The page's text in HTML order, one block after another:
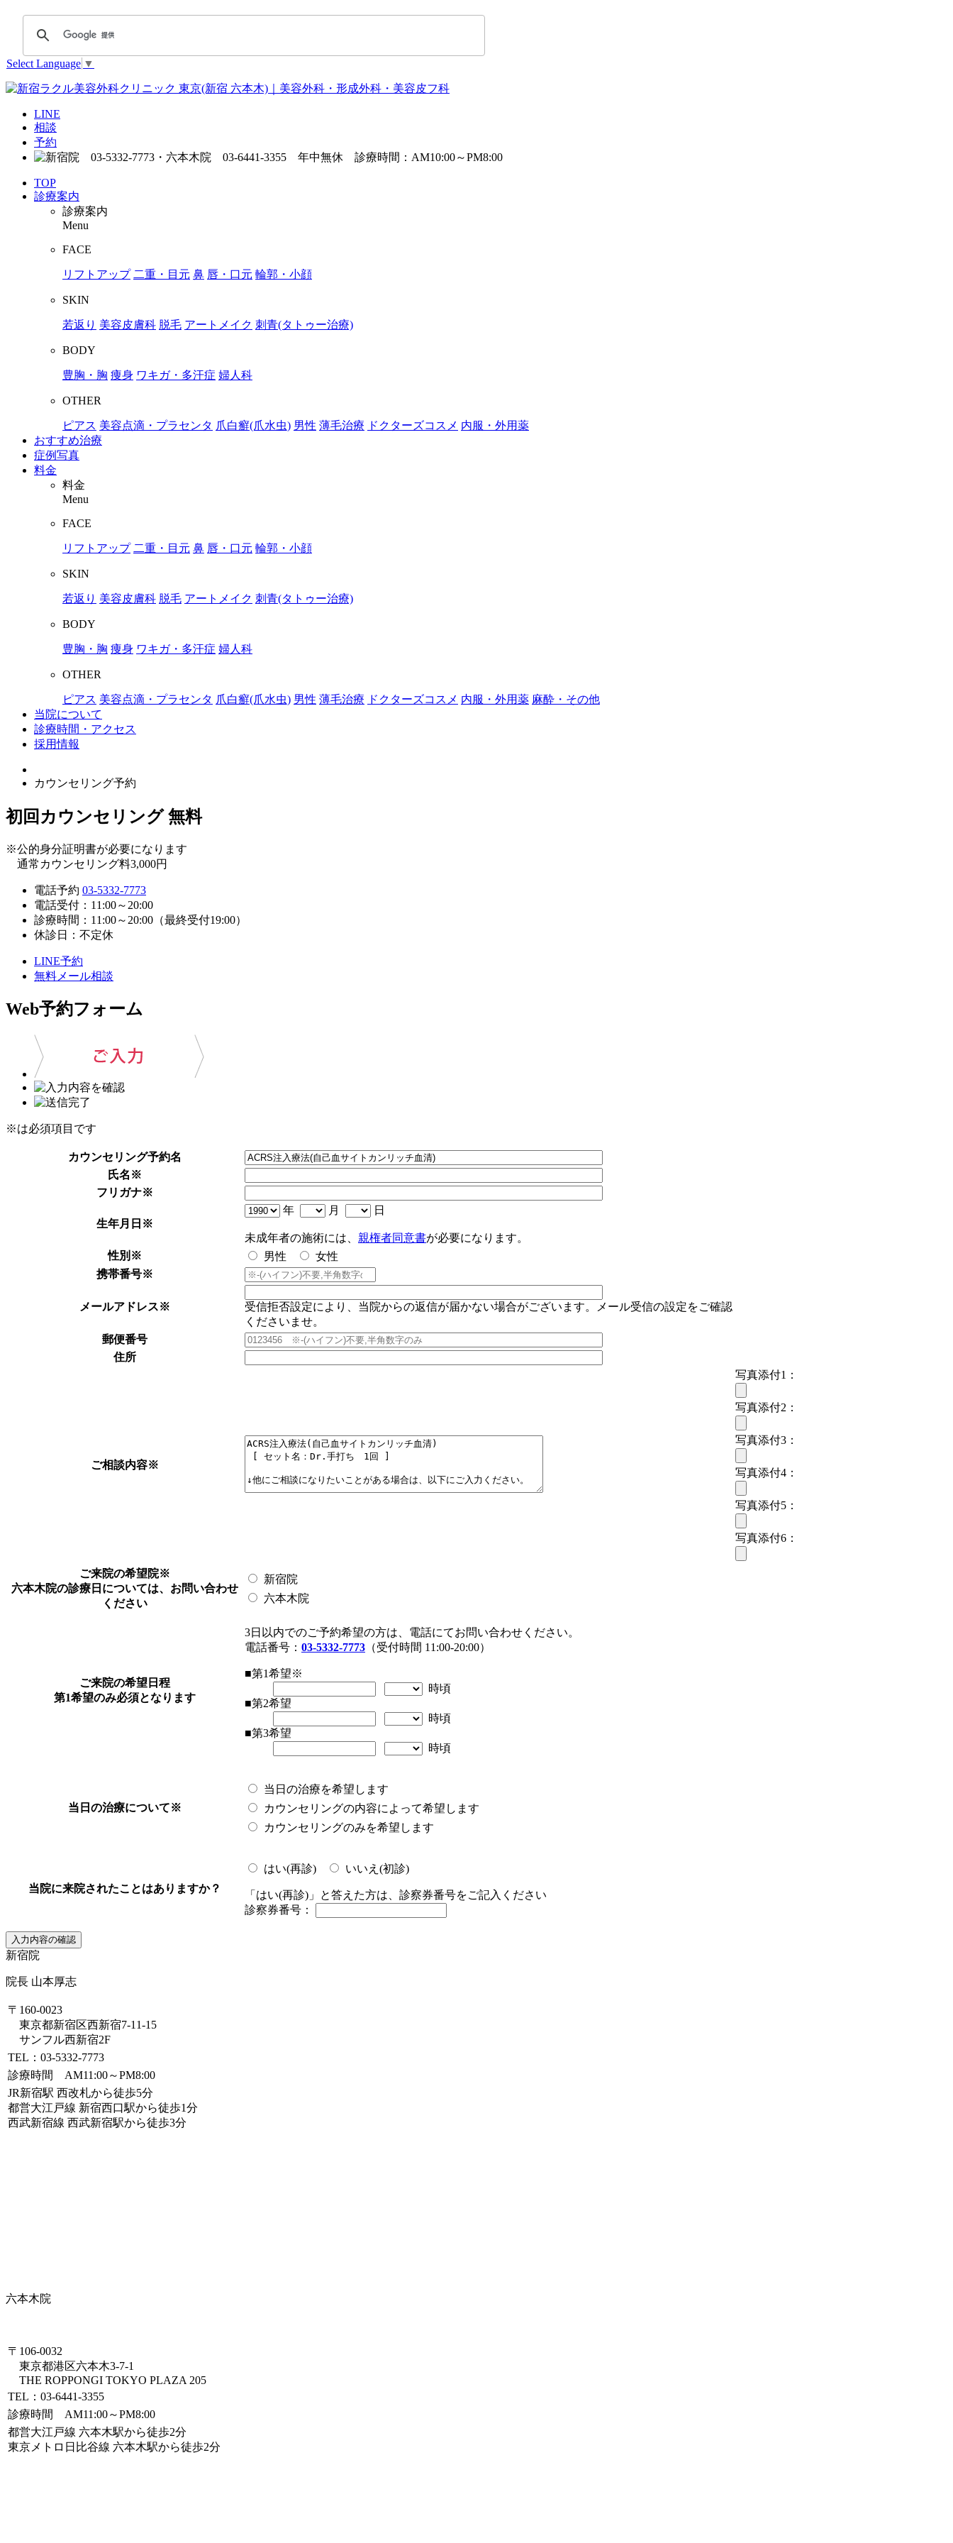
Select Language ▼
LINE
相談
予約
TOP
診療案内
診療案内
Menu
FACE
リフトアップ 二重・目元 鼻 唇・口元 輪郭・小顔
SKIN
若返り 美容皮膚科 脱毛 アートメイク 刺青(タトゥー治療)
BODY
豊胸・胸 痩身 ワキガ・多汗症 婦人科
OTHER
ピアス 美容点滴・プラセンタ 爪白癬(爪水虫) 男性 薄毛治療 ドクターズコスメ 内服・外用薬
おすすめ治療
症例写真
料金
料金
Menu
FACE
リフトアップ 二重・目元 鼻 唇・口元 輪郭・小顔
SKIN
若返り 美容皮膚科 脱毛 アートメイク 刺青(タトゥー治療)
BODY
豊胸・胸 痩身 ワキガ・多汗症 婦人科
OTHER
ピアス 美容点滴・プラセンタ 爪白癬(爪水虫) 男性 薄毛治療 ドクターズコスメ 内服・外用薬 麻酔・その他
当院について
診療時間・アクセス
採用情報
カウンセリング予約
初回カウンセリング無料
※公的身分証明書が必要になります
通常カウンセリング料3,000円
電話予約 03-5332-7773
電話受付：11:00～20:00
診療時間：11:00～20:00（最終受付19:00）
休診日：不定休
LINE予約
無料メール相談
Web予約フォーム
※は必須項目です
カウンセリング予約名
氏名 ※
フリガナ※
生年月日 ※
年 月 日
未成年者の施術には、 親権者同意書が必要になります。
性別 ※ 男性
女性
携帯番号※
メールアドレス※
受信拒否設定により、当院からの返信が届かない場合がございます。メール受信の設定をご確認
くださいませ。
郵便番号
住所
ご相談内容※
写真添付1：
写真添付2：
写真添付3：
写真添付4：
写真添付5：
写真添付6：
ご来院の希望院※
六本木院の診療日については、お問い合わせ
ください
新宿院
六本木院
ご来院の希望日程
第1希望のみ必須となります
3日以内でのご予約希望の方は、電話にてお問い合わせください。
電話番号： 03-5332-7773 （受付時間 11:00-20:00）
■第1希望※
時頃
■第2希望
時頃
■第3希望
時頃
当日の治療について※
当日の治療を希望します
カウンセリングの内容によって希望します
カウンセリングのみを希望します
当院に来院されたことはありますか？
はい(再診) いいえ(初診)
「はい(再診)」と答えた方は、診察券番号をご記入ください
診察券番号：
新宿院
院長 山本厚志
〒160-0023
東京都新宿区西新宿7-11-15
サンフル西新宿2F
TEL：03-5332-7773
診療時間 AM11:00～PM8:00
JR新宿駅 西改札から徒歩5分
都営大江戸線 新宿西口駅から徒歩1分
西武新宿線 西武新宿駅から徒歩3分
六本木院
〒106-0032
東京都港区六本木3-7-1
THE ROPPONGI TOKYO PLAZA 205
TEL：03-6441-3355
診療時間 AM11:00～PM8:00
都営大江戸線 六本木駅から徒歩2分
東京メトロ日比谷線 六本木駅から徒歩2分